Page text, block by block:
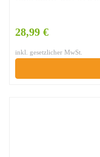
28,99 €
inkl. gesetzlicher MwSt.